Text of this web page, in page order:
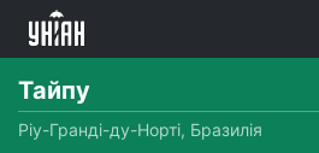
Тайпу
Ріу-Гранді-ду-Норті, Бразилія